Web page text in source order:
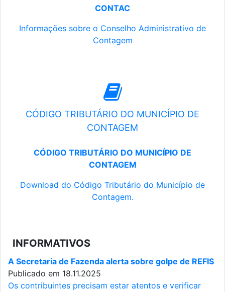
CONTAC
Informações sobre o Conselho Administrativo de
Contagem
CÓDIGO TRIBUTÁRIO DO MUNICÍPIO DE
CONTAGEM
CÓDIGO TRIBUTÁRIO DO MUNICÍPIO DE
CONTAGEM
Download do Código Tributário do Município de
Contagem.
INFORMATIVOS
A Secretaria de Fazenda alerta sobre golpe de REFIS
Publicado em 18.11.2025
Os contribuintes precisam estar atentos e verificar